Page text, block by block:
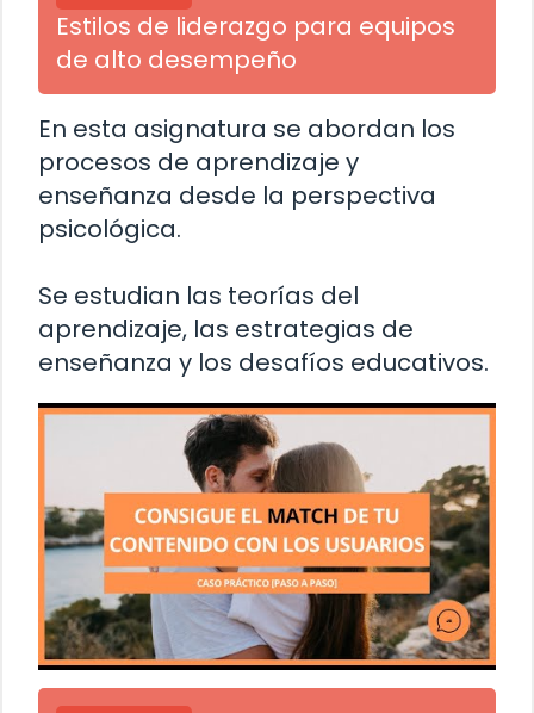
Estilos de liderazgo para equipos
de alto desempeño
En esta asignatura se abordan los
procesos de aprendizaje y
enseñanza desde la perspectiva
psicológica.
Se estudian las teorías del
aprendizaje, las estrategias de
enseñanza y los desafíos educativos.